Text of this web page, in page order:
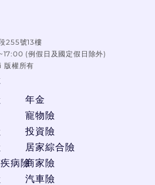
255號13樓
(例假日及國定假日除外)
權所有
病險
年金
寵物險
投資險
居家綜合險
商家險
汽車險